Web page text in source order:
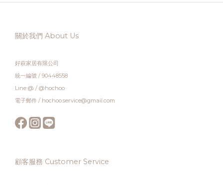
關於我們 About Us
好萩家居有限公司
統一編號 / 90448558
Line @ / @hochoo
電子郵件 / hochoo.service@gmail.com
顧客服務 Customer Service